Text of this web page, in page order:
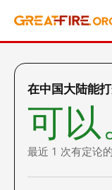
在中国大陆能
可以
最近 1 次有定论